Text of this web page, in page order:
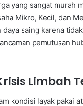
yang sangat murah
Mikro, Kecil, dan
saing karena
pemutusan
Limbah
kondisi layak pakai